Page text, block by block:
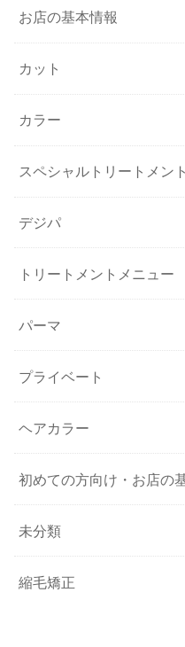
お店の基本情報
カット
カラー
スペシャルトリートメント
デジパ
トリートメントメニュー
パーマ
プライベート
ヘアカラー
初めての方向け・お店の
未分類
縮毛矯正